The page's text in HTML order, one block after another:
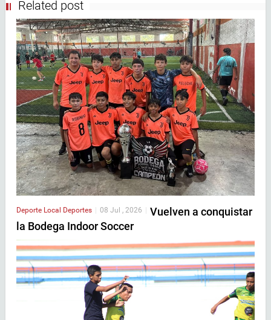
Related post
Deporte Local Deportes | 08 Jul , 2026 | Vuelven a conquistar
la Bodega Indoor Soccer